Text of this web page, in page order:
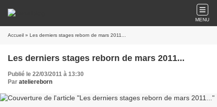
MENU
Accueil » Les derniers stages reborn de mars 2011...
Les derniers stages reborn de mars 2011...
Publié le 22/03/2011 à 13:30
Par ateliereborn